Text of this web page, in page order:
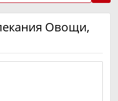
Овощи,